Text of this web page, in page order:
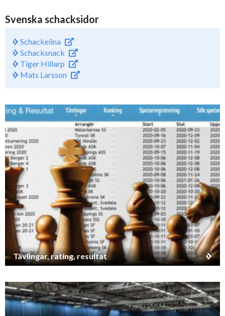
Svenska schacksidor
Schackelina
Schacksnack
Tiger Hillarp
Mats Larsson
Tävlingar, rating, resultat